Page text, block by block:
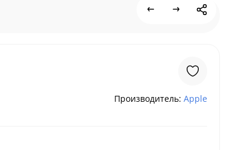
Производитель: Apple